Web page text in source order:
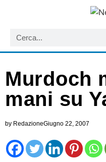
Murdoch
mani su
by RedazioneGiugno 22, 2007